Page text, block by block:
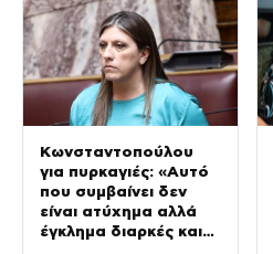
Κωνσταντοπούλου
για πυρκαγιές: «Αυτό
που συμβαίνει δεν
είναι ατύχημα αλλά
έγκλημα διαρκές και